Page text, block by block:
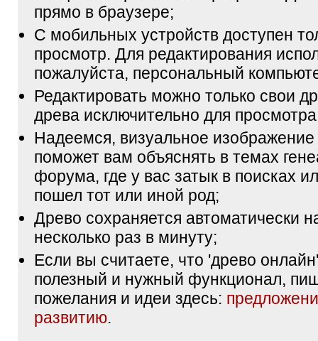
прямо в браузере;
С мобильных устройств доступен
просмотр. Для редактирования
пожалуйста, персональный
Редактировать можно только свои
древа исключительно для
Надеемся, визуальное
поможет вам объяснять в темах
форума, где у вас затык в поисках
пошел тот или иной род;
Древо сохраняется автоматически
несколько раз в минуту;
Если вы считаете, что 'древо
полезный и нужный функционал,
пожелания и идеи здесь:
развитию.